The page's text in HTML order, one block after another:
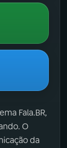
Fala.BR,
O
da